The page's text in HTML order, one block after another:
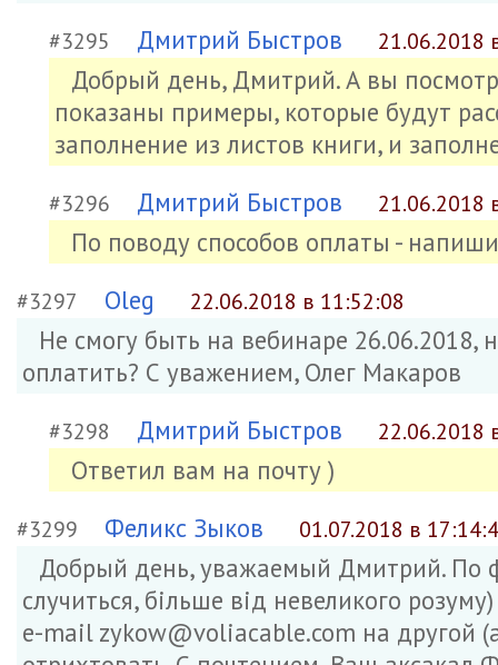
#3295 Дмитрий Быстров 21.06.2018
Добрый день, Дмитрий. А вы
показаны примеры, которые будут
заполнение из листов книги, и
#3296 Дмитрий Быстров 21.06.2018
По поводу способов оплаты -
#3297 Oleg 22.06.2018 в 11:52:08
Не смогу быть на вебинаре 26.06.2018,
оплатить? С уважением, Олег Макаров
#3298 Дмитрий Быстров 22.06.2018
Ответил вам на почту )
#3299 Феликс Зыков 01.07.2018 в
Добрый день, уважаемый Дмитрий. По
случиться, більше від невеликого
e-mail zykow@voliacable.com на другой